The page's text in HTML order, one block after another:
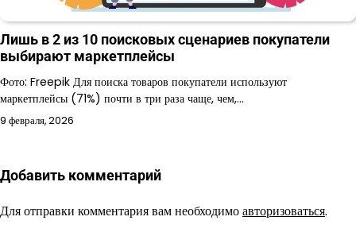
Лишь в 2 из 10 поисковых сценариев покупатели
выбирают маркетплейсы
Фото: Freepik Для поиска товаров покупатели используют
маркетплейсы (71%) почти в три раза чаще, чем,…
9 февраля, 2026
Добавить комментарий
Для отправки комментария вам необходимоавторизоваться.